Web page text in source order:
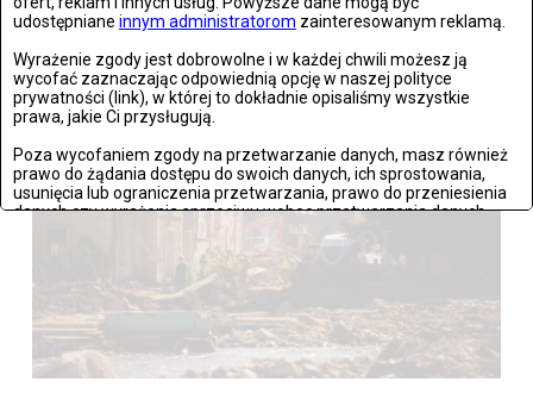
udostępniane innym administratorom zainteresowanym reklamą.
Wyrażenie zgody jest dobrowolne i w każdej chwili możesz ją
wycofać zaznaczając odpowiednią opcję w naszej polityce
prywatności (link), w której to dokładnie opisaliśmy wszystkie
prawa, jakie Ci przysługują.
Poza wycofaniem zgody na przetwarzanie danych, masz również
prawo do żądania dostępu do swoich danych, ich sprostowania,
usunięcia lub ograniczenia przetwarzania, prawo do przeniesienia
danych czy wyrażenia sprzeciwu wobec przetwarzania danych.
Jeżeli nie chcesz wyrazić zgody na przetwarzanie plików cookies,
ustawień zaawansowanych
Wyrażam zgodę i przechodzę do serwisu
Teatrze Capitol
Zdjęć: 26